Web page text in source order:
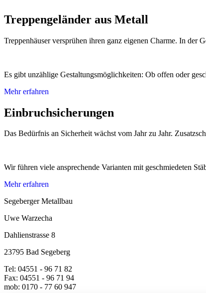
Treppengeländer aus Metall
Treppenhäuser versprühen ihren ganz eigenen Charme. In
Es gibt unzählige Gestaltungsmöglichkeiten: Ob offen oder
Mehr erfahren
Einbruchsicherungen
Das Bedürfnis an Sicherheit wächst vom Jahr zu Jahr.
Wir führen viele ansprechende Varianten mit geschmiedeten
Mehr erfahren
Segeberger Metallbau
Uwe Warzecha
Dahlienstrasse 8
23795 Bad Segeberg
Tel: 04551 - 96 71 82
Fax: 04551 - 96 71 94
mob: 0170 - 77 60 947